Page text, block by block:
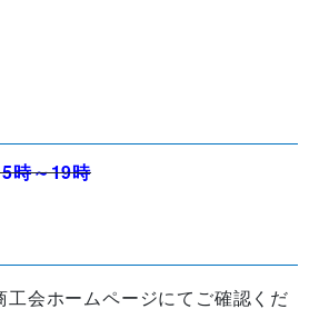
時～19時
会ホームページにてご確認くだ